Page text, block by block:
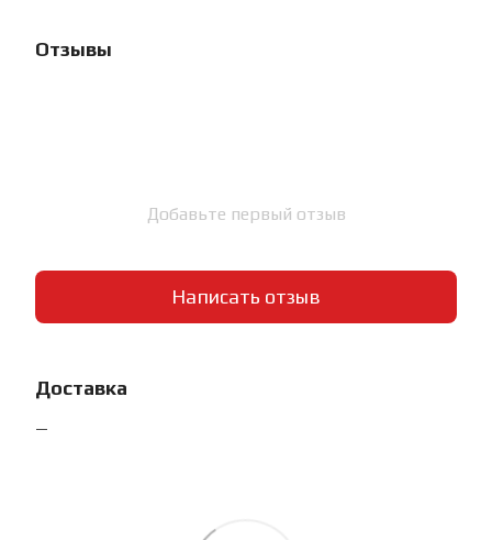
Отзывы
Добавьте первый отзыв
Написать отзыв
Доставка